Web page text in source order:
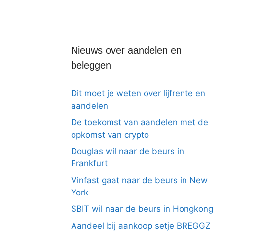
Nieuws over aandelen en
beleggen
Dit moet je weten over lijfrente en
aandelen
De toekomst van aandelen met de
opkomst van crypto
Douglas wil naar de beurs in
Frankfurt
Vinfast gaat naar de beurs in New
York
SBIT wil naar de beurs in Hongkong
Aandeel bij aankoop setje BREGGZ